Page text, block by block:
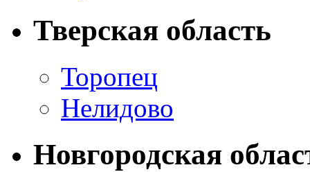
Тверская область
Торопец
Нелидово
Новгородская